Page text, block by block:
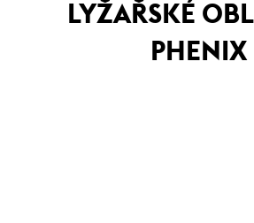
LYŽAŘSKÉ
PHENIX